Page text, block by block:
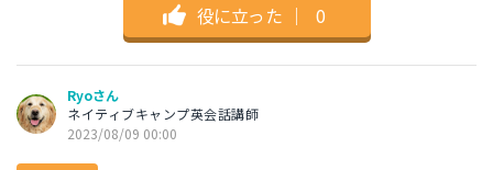
役に立った ｜ 0
Ryoさん
ネイティブキャンプ英会話講師
2023/08/09 00:00